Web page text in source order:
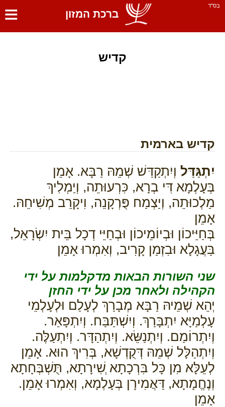
בס''ד ≡ ברכת המזון
קדיש
קדיש בארמית
יִתְגַּדַּל וְיִתְקַדַּשׁ שְׁמֵהּ רַבָּא. אָמֵן
בְּעָלְמָא דִּי בְרָא, כִּרְעוּתֵה, וְיַמְלִיךְ
מַלְכוּתֵה, וְיַצְמַח פֻּרְקָנֵה, וִיקָרֵב מְשִׁיחֵהּ.
אָמֵן
בְּחַיֵּיכוֹן וּבְיוֹמֵיכוֹן וּבְחַיֵּי דְכָל בֵּית יִשְׂרָאֵל,
בַּעֲגָלָא וּבִזְמַן קָרִיב, וְאִמְרוּ אָמֵן
שני השורות הבאות מדקלמות על ידי
הקהילה ולאחר מכן על ידי החזן
יְהֵא שְׁמֵיהּ רַבָּא מְבָרַךְ לְעָלַם וּלְעָלְמֵי
עָלְמַיָּא יִתְבָּרַךְ. וְיִשְׁתַּבַּח. וְיִתְפָּאַר.
וְיִתְרוֹמַם. וְיִתְנַשֵּׂא. וְיִתְהַדָּר. וְיִתְעַלֶּה.
וְיִתְהַלָּל שְׁמֵהּ דְּקֻדְשָׁא, בְּרִיךְ הוּא. אָמֵן
לְעֵלָּא מִן כָּל בִּרְכָתָא ְשִׁירָתָא, תֻּשְׁבְּחָתָא
וְנֶחֱמָתָא, דַּאֲמִירָן בְּעָלְמָא, וְאִמְרוּ אָמֵן.
אָמֵן